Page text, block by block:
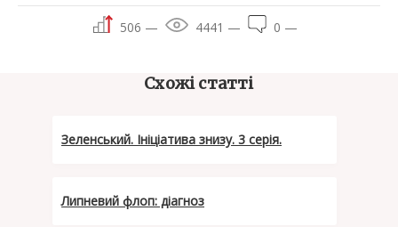
506 — 4441 — 0 —
Схожі статті
Зеленський. Ініціатива знизу. 3 серія.
Липневий флоп: діагноз